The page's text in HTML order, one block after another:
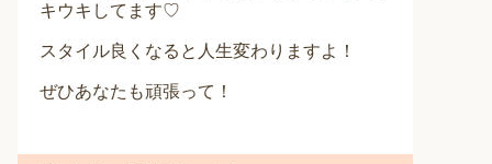
キウキしてます♡
スタイル良くなると人生変わりますよ！
ぜひあなたも頑張って！